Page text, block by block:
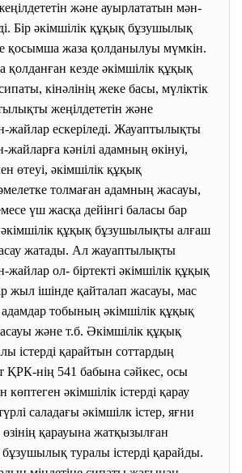
және ауырлататын мән-
Бір әкімшілік құқық бұзушылық
қосымша жаза қолданылуы мүмкін.
қолданған кезде әкімшілік құқық
кінәлінің жеке басы, мүліктік
жеңілдететін және
жайлар ескеріледі. Жауаптылықты
жайларға кәнілі адамның өкінуі,
өтеуі, әкімшілік құқық
толмаған адамның жасауы,
үш жасқа дейінгі баласы бар
құқық бұзушылықты алғаш
жатады. Ал жауаптылықты
ол- біртекті әкімшілік құқық
жыл ішінде қайталап жасауы, мас
тобының әкімшілік құқық
және т.б. Әкімшілік құқық
істерді қарайтын соттардың
ҚРК-нің 541 бабына сәйкес, осы
көптеген әкімшілік істерді қарау
саладағы әкімшілк істер, яғни
өзінің қарауына жатқызылған
бұзушылық туралы істерді қарайды.